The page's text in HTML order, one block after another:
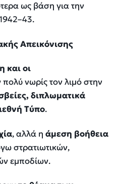
ως βάση για την
Απεικόνισης
και οι
πολύ νωρίς τον λιμό στην
διπλωματικά
Τύπο.
, αλλά η άμεση βοήθεια
στρατιωτικών,
εμποδίων.